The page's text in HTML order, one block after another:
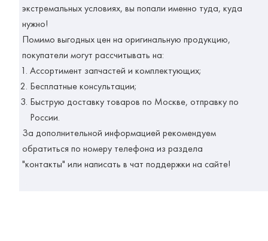
экстремальных условиях, вы попали именно туда, куда
нужно!
Помимо выгодных цен на оригинальную продукцию,
покупатели могут рассчитывать на:
Ассортимент запчастей и комплектующих;
Бесплатные консультации;
Быструю доставку товаров по Москве, отправку по
России.
За дополнительной информацией рекомендуем
обратиться по номеру телефона из раздела
"контакты" или написать в чат поддержки на сайте!